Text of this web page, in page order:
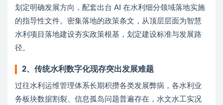
划定明确发展方向，配套出台 AI 在水利细分领域落地实施
的指导性文件。密集落地的政策条文，从顶层层面为智慧
水利项目落地建设夯实政策根基，划定建设标准与发展路
径。
2、传统水利数字化现存突出发展难题
过往水利运维管理体系长期积攒各类发展弊病，各水利业
务板块数据割裂、信息孤岛问题普遍存在，水文水工实况